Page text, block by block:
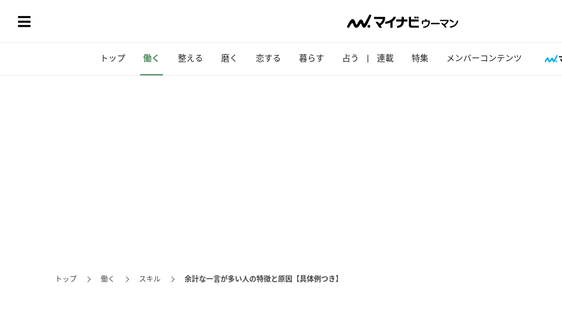
トップ 働く 整える 磨く 恋する 暮らす 占う 連載 特集 メンバーコンテンツ
トップ 働く スキル 余計な一言が多い人の特徴と原因【具体例つき】